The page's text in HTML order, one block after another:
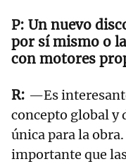
Un nuevo
por sí mismo o
con motores
—Es
concepto global y
única para la
importante que